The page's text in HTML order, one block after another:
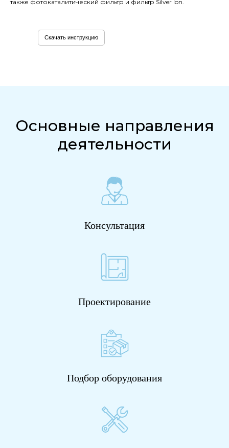
также фотокаталитический фильтр и фильтр Silver Ion.
Скачать инструкцию
Основные направления
деятельности
Консультация
Проектирование
Подбор оборудования